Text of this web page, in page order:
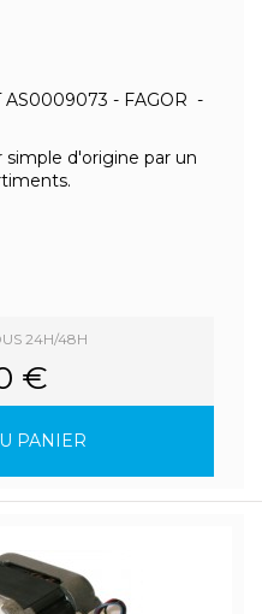
AS0009073 - FAGOR -
simple d'origine par un
24H/48H
€
PANIER